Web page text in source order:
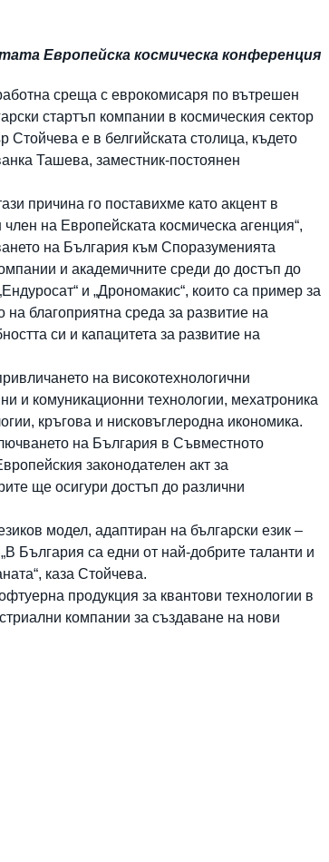
Европейска космическа конференция
среща с еврокомисаря по вътрешен
стартъп компании в космическия сектор
Стойчева е в белгийската столица, където
Ташева, заместник-постоянен
причина го поставихме като акцент в
на Европейската космическа агенция“,
на България към Споразуменията
и академичните среди до достъп до
и „Дрономакис“, които са пример за
благоприятна среда за развитие на
си и капацитета за развитие на
на високотехнологични
и комуникационни технологии, мехатроника
кръгова и нисковъглеродна икономика.
на България в Съвместното
законодателен акт за
ще осигури достъп до различни
модел, адаптиран на български език –
България са едни от най-добрите таланти и
каза Стойчева.
продукция за квантови технологии в
компании за създаване на нови